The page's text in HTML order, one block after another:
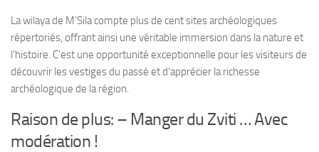
La wilaya de M’Sila compte plus de cent sites archéologiques
répertoriés, offrant ainsi une véritable immersion dans la nature et
l’histoire. C’est une opportunité exceptionnelle pour les visiteurs de
découvrir les vestiges du passé et d’apprécier la richesse
archéologique de la région.
Raison de plus: – Manger du Zviti … Avec
modération !